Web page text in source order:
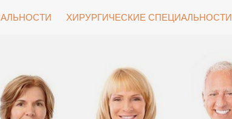
ХИРУРГИЧЕСКИЕ СПЕЦИАЛЬНОСТИ